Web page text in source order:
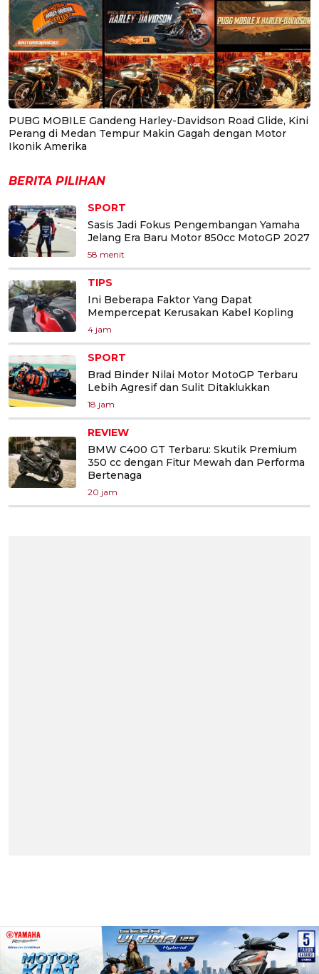
PUBG MOBILE Gandeng Harley-Davidson Road Glide, Kini
Perang di Medan Tempur Makin Gagah dengan Motor
Ikonik Amerika
BERITA PILIHAN
SPORT
Sasis Jadi Fokus Pengembangan Yamaha
Jelang Era Baru Motor 850cc MotoGP 2027
58 menit
TIPS
Ini Beberapa Faktor Yang Dapat
Mempercepat Kerusakan Kabel Kopling
4 jam
SPORT
Brad Binder Nilai Motor MotoGP Terbaru
Lebih Agresif dan Sulit Ditaklukkan
18 jam
REVIEW
BMW C400 GT Terbaru: Skutik Premium
350 cc dengan Fitur Mewah dan Performa
Bertenaga
20 jam